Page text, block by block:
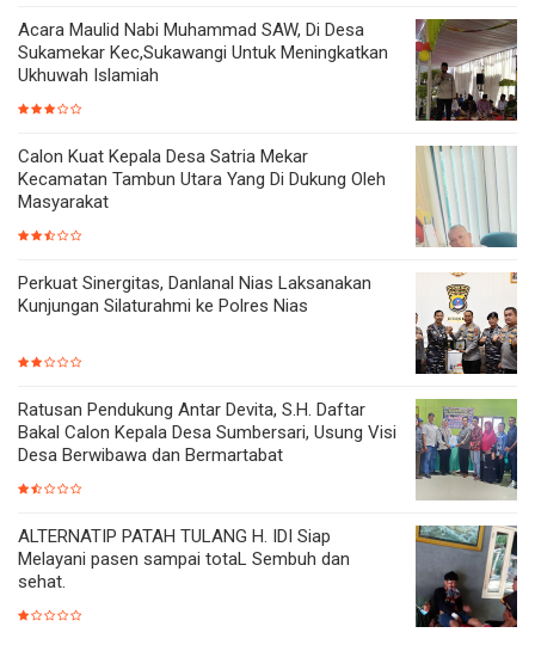
Acara Maulid Nabi Muhammad SAW, Di Desa
Sukamekar Kec,Sukawangi Untuk Meningkatkan
Ukhuwah Islamiah
Calon Kuat Kepala Desa Satria Mekar
Kecamatan Tambun Utara Yang Di Dukung Oleh
Masyarakat
Perkuat Sinergitas, Danlanal Nias Laksanakan
Kunjungan Silaturahmi ke Polres Nias
Ratusan Pendukung Antar Devita, S.H. Daftar
Bakal Calon Kepala Desa Sumbersari, Usung Visi
Desa Berwibawa dan Bermartabat
ALTERNATIP PATAH TULANG H. IDI Siap
Melayani pasen sampai totaL Sembuh dan
sehat.